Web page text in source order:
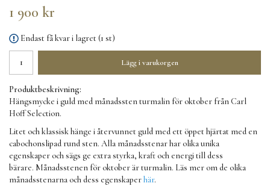
1 900 kr
Endast få kvar i lagret (1 st)
Lägg i varukorgen
Produktbeskrivning:
Hängsmycke i guld med månadssten turmalin för oktober från Carl
Hoff Selection.
Litet och klassisk hänge i återvunnet guld med ett öppet hjärtat med en
cabochonslipad rund sten. Alla månadsstenar har olika unika
egenskaper och sägs ge extra styrka, kraft och energi till dess
bärare. Månadsstenen för oktober är turmalin. Läs mer om de olika
månadsstenarna och dess egenskaperhär.